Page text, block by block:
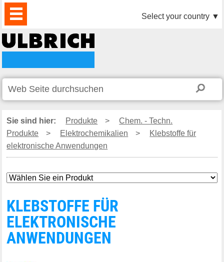
PRODUKTE
AKTUELLES
DOWNLOAD
VIDEO
PARTNER
UNTERNEHMEN
KONTAKTE Select your country ▼
Sie sind hier: Produkte >
Chem. - Techn.
Produkte
> Elektrochemikalien >
Klebstoffe für
elektronische Anwendungen
KLEBSTOFFE FÜR
ELEKTRONISCHE
ANWENDUNGEN